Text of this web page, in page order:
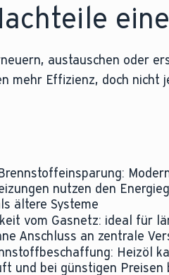
austauschen oder
mehr Effizienz, doch
nutzen den
ältere Systeme
vom Gasnetz: ideal für
Anschluss an zentrale
Heizöl
und bei günstigen Preisen